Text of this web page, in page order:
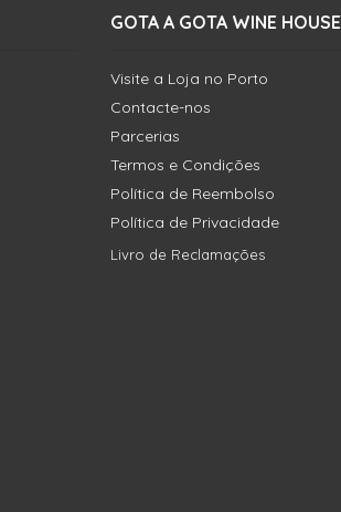
GOTA A GOTA WINE HOUSE
Visite a Loja no Porto
Contacte-nos
Parcerias
Termos e Condições
Política de Reembolso
Política de Privacidade
Livro de Reclamações